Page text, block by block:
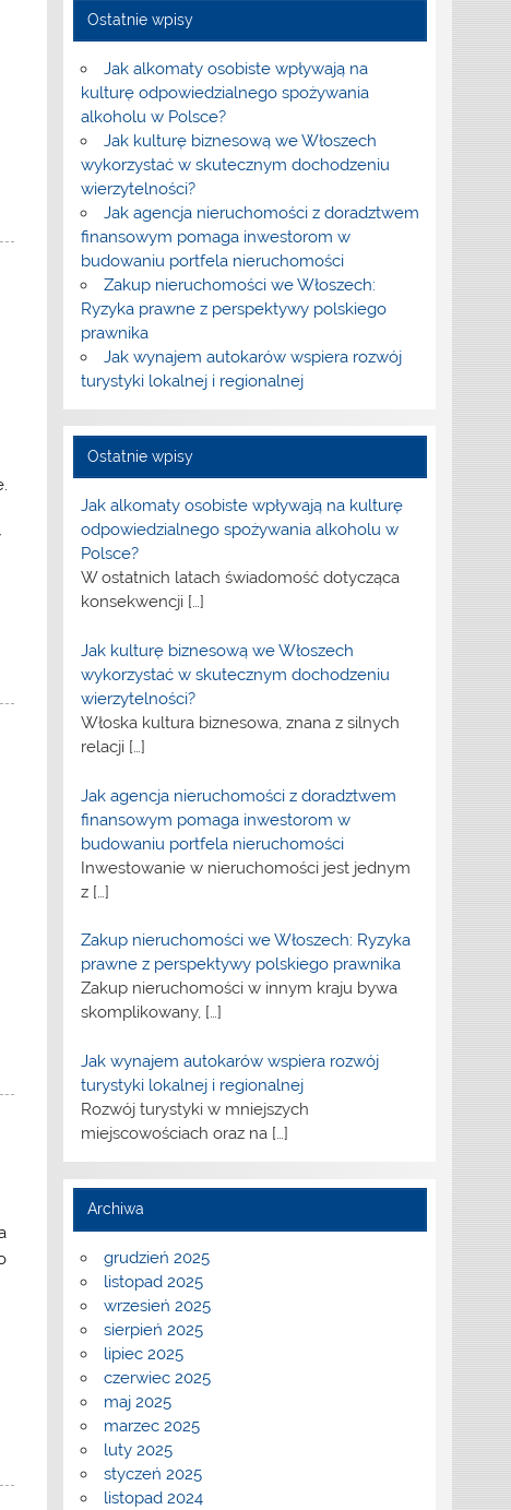
Ostatnie wpisy
Jak alkomaty osobiste wpływają na
kulturę odpowiedzialnego spożywania
alkoholu w Polsce?
Jak kulturę biznesową we Włoszech
wykorzystać w skutecznym dochodzeniu
wierzytelności?
Jak agencja nieruchomości z doradztwem
finansowym pomaga inwestorom w
budowaniu portfela nieruchomości
Zakup nieruchomości we Włoszech:
Ryzyka prawne z perspektywy polskiego
prawnika
Jak wynajem autokarów wspiera rozwój
turystyki lokalnej i regionalnej
Ostatnie wpisy
Jak alkomaty osobiste wpływają na kulturę
odpowiedzialnego spożywania alkoholu w
Polsce?
W ostatnich latach świadomość dotycząca
konsekwencji […]
Jak kulturę biznesową we Włoszech
wykorzystać w skutecznym dochodzeniu
wierzytelności?
Włoska kultura biznesowa, znana z silnych
relacji […]
Jak agencja nieruchomości z doradztwem
finansowym pomaga inwestorom w
budowaniu portfela nieruchomości
Inwestowanie w nieruchomości jest jednym
z […]
Zakup nieruchomości we Włoszech: Ryzyka
prawne z perspektywy polskiego prawnika
Zakup nieruchomości w innym kraju bywa
skomplikowany, […]
Jak wynajem autokarów wspiera rozwój
turystyki lokalnej i regionalnej
Rozwój turystyki w mniejszych
miejscowościach oraz na […]
Archiwa
grudzień 2025
listopad 2025
wrzesień 2025
sierpień 2025
lipiec 2025
czerwiec 2025
maj 2025
marzec 2025
luty 2025
styczeń 2025
listopad 2024